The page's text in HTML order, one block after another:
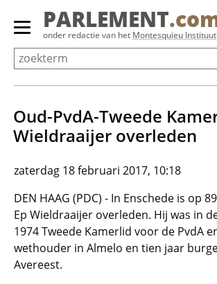
Overslaan
Primair
menu
tonen/verbergen
PARLEMENT
onder redactie van het Montesquieu Instituut
Oud-PvdA-Tweede
Wieldraaijer overleden
zaterdag 18 februari 2017, 10:18
DEN HAAG (PDC) - In Enschede is op
Ep Wieldraaijer overleden. Hij was in
1974 Tweede Kamerlid voor de PvdA
wethouder in Almelo en tien jaar
Avereest.